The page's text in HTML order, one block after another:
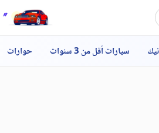
سيارات أقل من 3 سنوات حوارات